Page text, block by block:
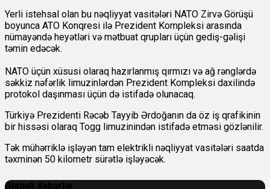
Yerli istehsal olan bu nəqliyyat vasitələri NATO Zirvə Görüşü
boyunca ATO Konqresi ilə Prezident Kompleksi arasında
nümayəndə heyətləri və mətbuat qrupları üçün gediş-gəlişi
təmin edəcək.
NATO üçün xüsusi olaraq hazırlanmış qırmızı və ağ rənglərdə
səkkiz nəfərlik limuzinlərdən Prezident Kompleksi daxilində
protokol daşınması üçün də istifadə olunacaq.
Türkiyə Prezidenti Rəcəb Tayyib Ərdoğanın da öz iş qrafikinin
bir hissəsi olaraq Togg limuzinindən istifadə etməsi gözlənilir.
Tək mühərriklə işləyən tam elektrikli nəqliyyat vasitələri saatda
təxminən 50 kilometr sürətlə işləyəcək.
Əlaqəli Xəbərlər